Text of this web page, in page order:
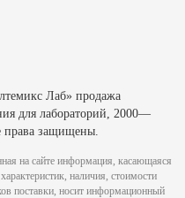
Лаб» продажа
для лабораторий, 2000—
права защищены.
на сайте информация, касающаяся
наличия, стоимости
поставки, носит информационный